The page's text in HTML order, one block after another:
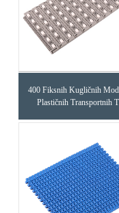
400 Fiksnih Kugličnih
Plastičnih Transportnih